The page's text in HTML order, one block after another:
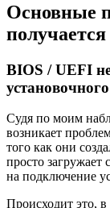
Основные
BIOS / UEFI
Судя по моим
возникает
того как они
просто
на подключение
Происходит это, в